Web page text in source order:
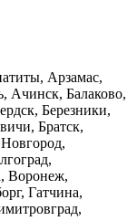
Арзамас,
Ачинск, Балаково,
Березники,
Братск,
Воронеж,
Гатчина,